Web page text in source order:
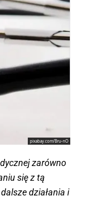
pixabay.com/Bru-nO
zarówno
się z tą
działania i